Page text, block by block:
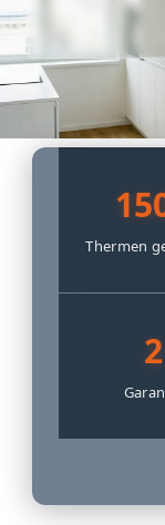
Thermen
2